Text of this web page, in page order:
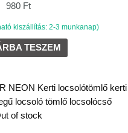
980 Ft
kiszállítás: 2-3 munkanap)
TESZEM
of stock